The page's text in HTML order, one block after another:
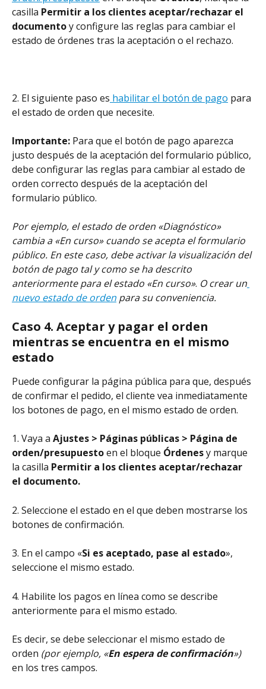
casilla Permitir a los clientes aceptar/rechazar el
documento y configure las reglas para cambiar el
estado de órdenes tras la aceptación o el rechazo.
2. El siguiente paso es habilitar el botón de pago para
el estado de orden que necesite.
Importante: Para que el botón de pago aparezca
justo después de la aceptación del formulario público,
debe configurar las reglas para cambiar al estado de
orden correcto después de la aceptación del
formulario público.
Por ejemplo, el estado de orden «Diagnóstico»
cambia a «En curso» cuando se acepta el formulario
público. En este caso, debe activar la visualización del
botón de pago tal y como se ha descrito
anteriormente para el estado «En curso». O crear un
nuevo estado de orden para su conveniencia.
Caso 4. Aceptar y pagar el orden
mientras se encuentra en el mismo
estado
Puede configurar la página pública para que, después
de confirmar el pedido, el cliente vea inmediatamente
los botones de pago, en el mismo estado de orden.
1. Vaya a Ajustes > Páginas públicas > Página de
orden/presupuesto en el bloque Órdenes y marque
la casilla Permitir a los clientes aceptar/rechazar
el documento.
2. Seleccione el estado en el que deben mostrarse los
botones de confirmación.
3. En el campo «Si es aceptado, pase al estado»,
seleccione el mismo estado.
4. Habilite los pagos en línea como se describe
anteriormente para el mismo estado.
Es decir, se debe seleccionar el mismo estado de
orden (por ejemplo, «En espera de confirmación»)
en los tres campos.